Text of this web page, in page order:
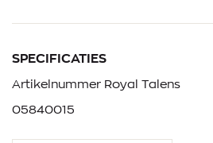
SPECIFICATIES
Artikelnummer Royal Talens
05840015